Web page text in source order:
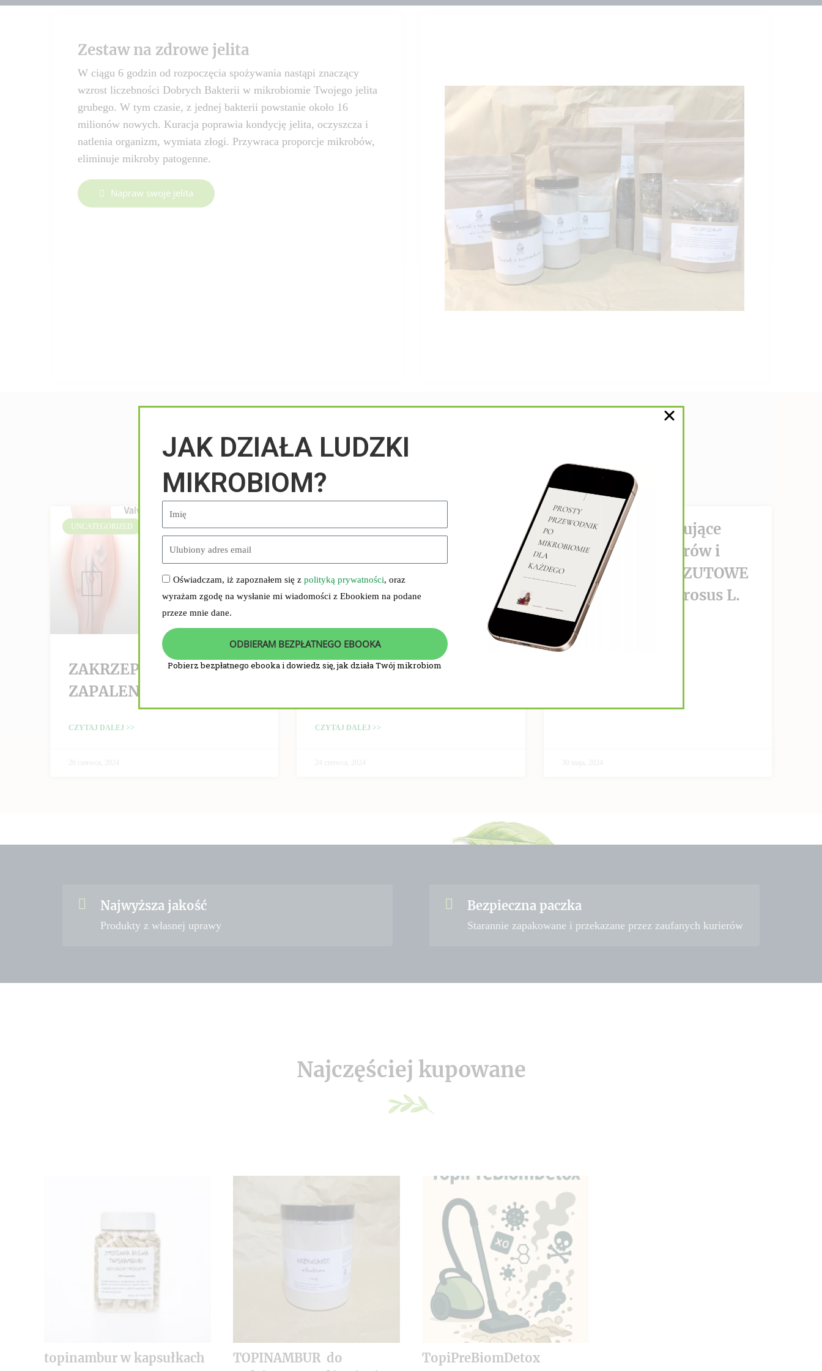
Zestaw na zdrowe jelita
W ciągu 6 godzin od rozpoczęcia spożywania nastąpi znaczący
wzrost liczebności Dobrych Bakterii w mikrobiomie Twojego jelita
grubego. W tym czasie, z jednej bakterii powstanie około 16
milionów nowych. Kuracja poprawia kondycję jelita, oczyszcza i
natlenia organizm, wymiata złogi. Przywraca proporcje mikrobów,
eliminuje mikroby patogenne.
Napraw swoje jelita
UNCATEGORIZED
ZAKRZEPICA /
ZAPALENIE ŻYŁ
CZYTAJ DALEJ >>
26 czerwca, 2024
UNCATEGORIZED
PRZEBIEG I WYNIKI
CZYTAJ DALEJ >>
24 czerwca, 2024
DZIAŁANIE hamujące
wzrost nowotworów i
PRZECIWPRZERZUTOWE
Helianthus Tuberosus L.
CZYTAJ DALEJ >>
30 maja, 2024
Najwyższa jakość
Produkty z własnej uprawy
Bezpieczna paczka
Starannie zapakowane i przekazane przez zaufanych kurierów
Najczęściej kupowane
topinambur w kapsułkach
TOPINAMBUR do
TopiPreBiomDetox
JAK DZIAŁA LUDZKI
MIKROBIOM?
Oświadczam, iż zapoznałem się z polityką prywatności, oraz
wyrażam zgodę na wysłanie mi wiadomości z Ebookiem na podane
przeze mnie dane.
ODBIERAM BEZPŁATNEGO EBOOKA
Pobierz bezpłatnego ebooka i dowiedz się, jak działa Twój mikrobiom